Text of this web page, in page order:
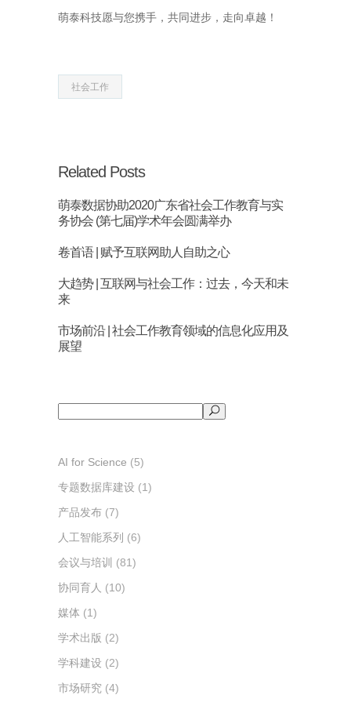
萌泰科技愿与您携手，共同进步，走向卓越！
社会工作
Related Posts
萌泰数据协助2020广东省社会工作教育与实
务协会 (第七届)学术年会圆满举办
卷首语 | 赋予互联网助人自助之心
大趋势 | 互联网与社会工作：过去，今天和未
来
市场前沿 | 社会工作教育领域的信息化应用及
展望
AI for Science (5)
专题数据库建设 (1)
产品发布 (7)
人工智能系列 (6)
会议与培训 (81)
协同育人 (10)
媒体 (1)
学术出版 (2)
学科建设 (2)
市场研究 (4)